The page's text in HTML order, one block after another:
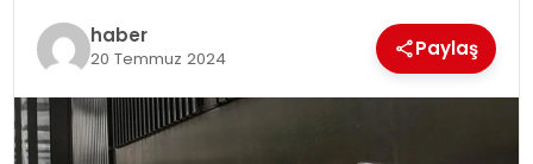
haber
20 Temmuz 2024 Paylaş